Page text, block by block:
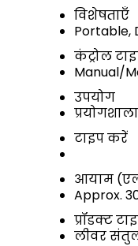
विशेषताएँ
Portable,
कंट्रोल
Manual/
उपयोग
टाइप करें
आयाम
Approx.
प्रॉडक्ट
लीवर